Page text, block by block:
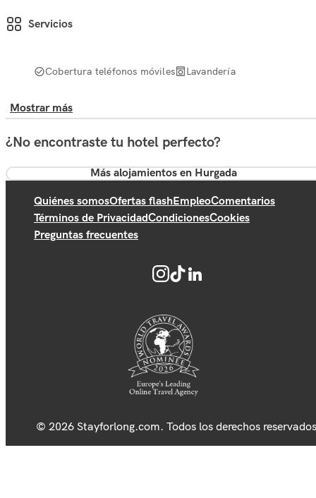
Servicios
Cobertura teléfonos móviles Lavandería
Mostrar más
¿No encontraste tu hotel perfecto?
Más alojamientos en Hurgada
Quiénes somosOfertas flashEmpleoComentarios
Términos de PrivacidadCondicionesCookies
Preguntas frecuentes
© 2026 Stayforlong.com. Todos los derechos